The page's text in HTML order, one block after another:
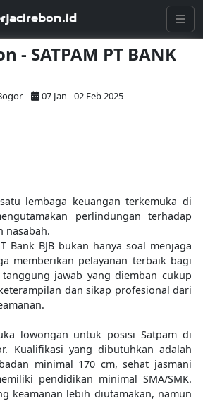
- SATPAM PT BANK
07 Jan - 02 Feb 2025
lembaga keuangan terkemuka di
perlindungan terhadap
nasabah.
Bank BJB bukan hanya soal menjaga
memberikan pelayanan terbaik bagi
tanggung jawab yang diemban cukup
dan sikap profesional dari
lowongan untuk posisi Satpam di
Kualifikasi yang dibutuhkan adalah
minimal 170 cm, sehat jasmani
pendidikan minimal SMA/SMK.
keamanan lebih diutamakan, namun